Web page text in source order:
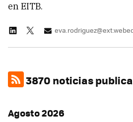
en EITB.
3870 noticias
Agosto 2026